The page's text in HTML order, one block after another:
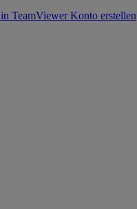
TeamViewer Konto erstellen